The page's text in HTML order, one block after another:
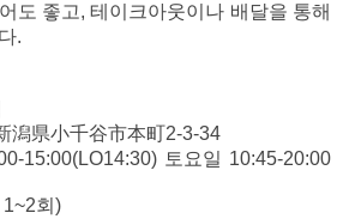
도 좋고, 테이크아웃이나 배달을 통해
.
潟県小千谷市本町2-3-34
15:00(LO14:30) 토요일 10:45-20:00
회)